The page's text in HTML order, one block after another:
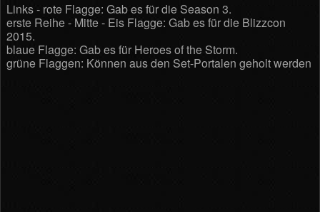
Links - rote Flagge: Gab es für die Season 3.
erste Reihe - Mitte - Eis Flagge: Gab es für die Blizzcon
2015.
blaue Flagge: Gab es für Heroes of the Storm.
grüne Flaggen: Können aus den Set-Portalen geholt werden